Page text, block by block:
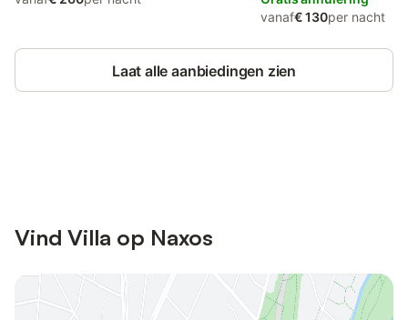
vanaf€ 130per nacht
Laat alle aanbiedingen zien
Vind Villa op Naxos